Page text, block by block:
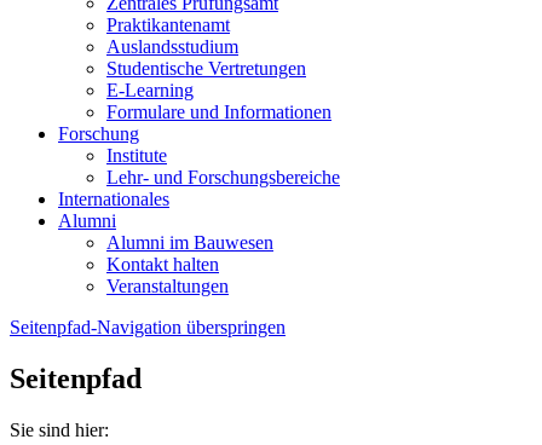
Praktikantenamt
Auslandsstudium
Studentische Vertretungen
E-Learning
Formulare und Informationen
Forschung
Institute
Lehr- und Forschungsbereiche
Internationales
Alumni
Alumni im Bauwesen
Kontakt halten
Veranstaltungen
Seitenpfad-Navigation überspringen
Seitenpfad
Sie sind hier: